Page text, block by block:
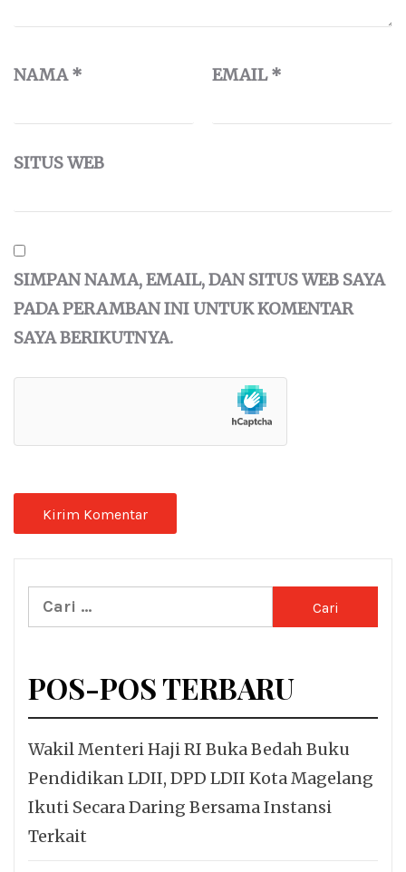
NAMA* EMAIL*
SITUS WEB
SIMPAN NAMA, EMAIL, DAN SITUS WEB SAYA
PADA PERAMBAN INI UNTUK KOMENTAR
SAYA BERIKUTNYA.
Cari
untuk:
POS-POS TERBARU
Wakil Menteri Haji RI Buka Bedah Buku
Pendidikan LDII, DPD LDII Kota Magelang
Ikuti Secara Daring Bersama Instansi
Terkait